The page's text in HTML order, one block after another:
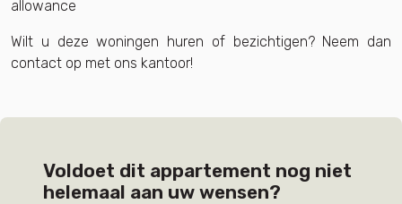
allowance
Wilt u deze woningen huren of bezichtigen? Neem dan
contact op met ons kantoor!
Voldoet dit appartement nog niet
helemaal aan uw wensen?